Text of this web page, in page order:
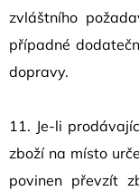
zvláštního
případné
dopravy.
11. Je-li
zboží na místo
povinen převzít